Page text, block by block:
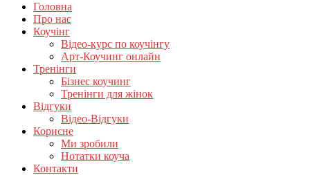
Головна
Про нас
Коучінг
Відео-курс по коучінгу
Арт-Коучинг онлайн
Тренінги
Бізнес коучинг
Тренінги для жінок
Відгуки
Відео-Відгуки
Корисне
Ми зробили
Нотатки коуча
Контакти